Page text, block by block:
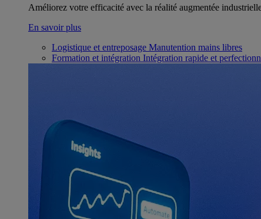
Améliorez votre efficacité avec la réalité augmentée
En savoir plus
Logistique et entreposage Manutention mains libres
Formation et intégration Intégration rapide et